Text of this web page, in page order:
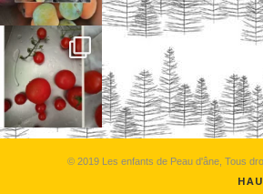
© 2019 Les enfants de Peau d'âne, Tous